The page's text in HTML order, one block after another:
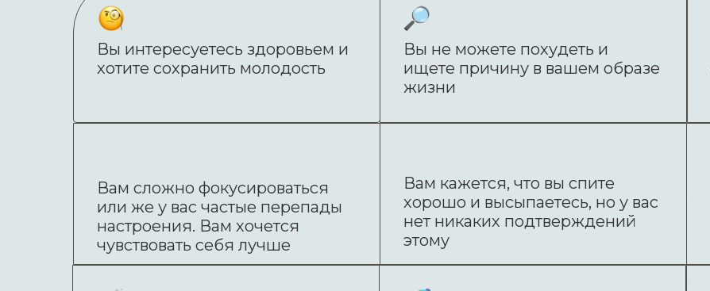
Вы интересуетесь здоровьем и
хотите сохранить молодость
Вы не можете похудеть и
ищете причину в вашем образе
жизни
Вам сложно фокусироваться
или же у вас частые перепады
настроения. Вам хочется
чувствовать себя лучше
Вам кажется, что вы спите
хорошо и высыпаетесь, но у вас
нет никаких подтверждений
этому